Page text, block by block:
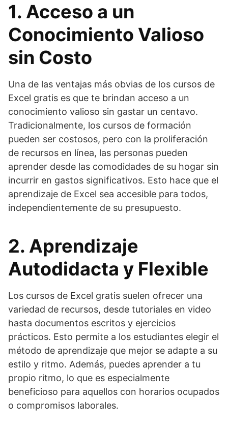
1. Acceso a un
Conocimiento Valioso
sin Costo
Una de las ventajas más obvias de los cursos de
Excel gratis es que te brindan acceso a un
conocimiento valioso sin gastar un centavo.
Tradicionalmente, los cursos de formación
pueden ser costosos, pero con la proliferación
de recursos en línea, las personas pueden
aprender desde las comodidades de su hogar sin
incurrir en gastos significativos. Esto hace que el
aprendizaje de Excel sea accesible para todos,
independientemente de su presupuesto.
2. Aprendizaje
Autodidacta y Flexible
Los cursos de Excel gratis suelen ofrecer una
variedad de recursos, desde tutoriales en video
hasta documentos escritos y ejercicios
prácticos. Esto permite a los estudiantes elegir el
método de aprendizaje que mejor se adapte a su
estilo y ritmo. Además, puedes aprender a tu
propio ritmo, lo que es especialmente
beneficioso para aquellos con horarios ocupados
o compromisos laborales.